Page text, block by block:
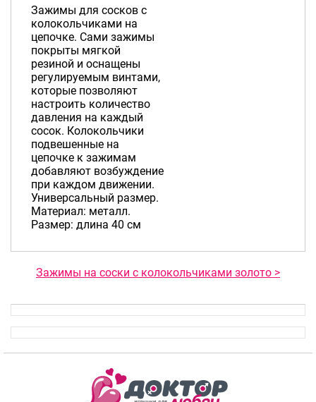
Зажимы для сосков с
колокольчиками на
цепочке. Сами зажимы
покрыты мягкой
резиной и оснащены
регулируемым винтами,
которые позволяют
настроить количество
давления на каждый
сосок. Колокольчики
подвешенные на
цепочке к зажимам
добавляют возбуждение
при каждом движении.
Универсальный размер.
Материал: металл.
Размер: длина 40 см
Зажимы на соски с колокольчиками золото >